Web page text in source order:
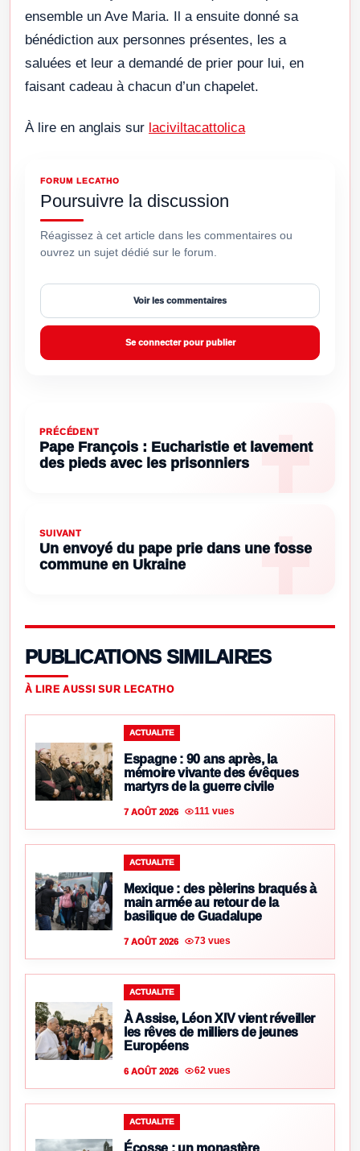
ensemble un Ave Maria. Il a ensuite donné sa
bénédiction aux personnes présentes, les a
saluées et leur a demandé de prier pour lui, en
faisant cadeau à chacun d’un chapelet.
À lire en anglais sur laciviltacattolica
FORUM LECATHO
Poursuivre la discussion
Réagissez à cet article dans les commentaires ou
ouvrez un sujet dédié sur le forum.
Voir les commentaires
Se connecter pour publier
PRÉCÉDENT
Pape François : Eucharistie et lavement
des pieds avec les prisonniers
SUIVANT
Un envoyé du pape prie dans une fosse
commune en Ukraine
PUBLICATIONS SIMILAIRES
À LIRE AUSSI SUR LECATHO
ACTUALITE
Espagne : 90 ans après, la
mémoire vivante des évêques
martyrs de la guerre civile
7 AOÛT 2026 111 vues
ACTUALITE
Mexique : des pèlerins braqués à
main armée au retour de la
basilique de Guadalupe
7 AOÛT 2026 73 vues
ACTUALITE
À Assise, Léon XIV vient réveiller
les rêves de milliers de jeunes
Européens
6 AOÛT 2026 62 vues
ACTUALITE
Écosse : un monastère